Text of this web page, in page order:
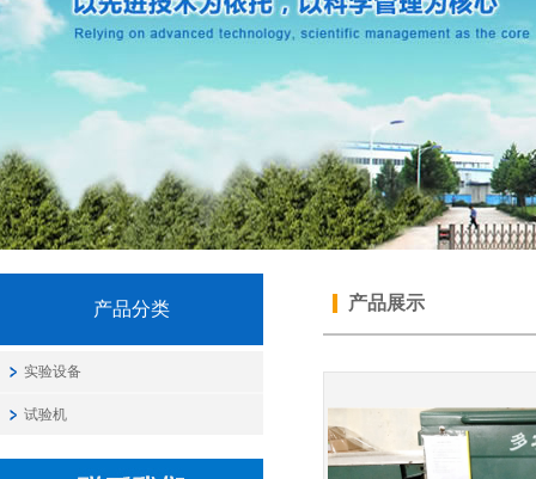
产品分类
实验设备
试验机
产品展示